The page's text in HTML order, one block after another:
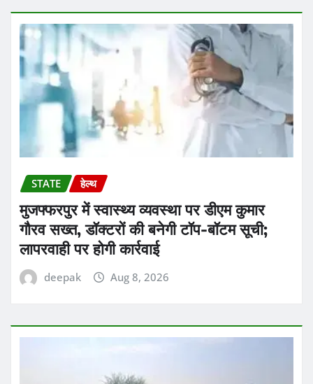
STATE हेल्थ
मुजफ्फरपुर में स्वास्थ्य व्यवस्था पर डीएम कुमार
गौरव सख्त, डॉक्टरों की बनेगी टॉप-बॉटम सूची;
लापरवाही पर होगी कार्रवाई
deepak Aug 8, 2026